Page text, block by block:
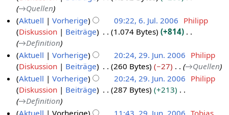
n
g
f
a
s
s
u
n
g
e
n
f
a
s
s
u
n
g
r
b
e
i
t
u
n
g
s
z
→Quellen
Aktuell
Vorherige 09:22, 6. Jul. 2006 Philipp
Diskussion
Beiträge 1.074 Bytes
+814
→Definition
9
Aktuell Vorherige 20:24, 29. Jun. 2006 Philipp
Diskussion
Beiträge 260 Bytes −27 →Quellen
Aktuell
Vorherige 20:24, 29. Jun. 2006 Philipp
Diskussion
Beiträge 287 Bytes
+213
→Definition